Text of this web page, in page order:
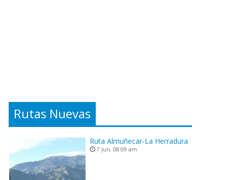
Rutas Nuevas
Ruta Almuñecar-La Herradura
7 Jun, 08:09 am